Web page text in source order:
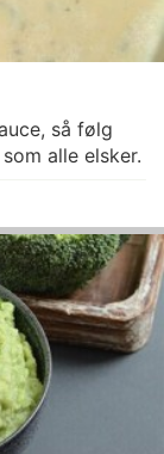
så følg
alle elsker.